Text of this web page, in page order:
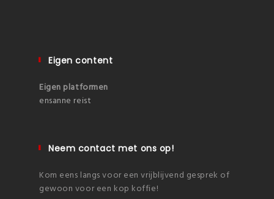
Eigen content
Eigen platformen
ensanne reist
Neem contact met ons op!
Kom eens langs voor een vrijblijvend gesprek of
gewoon voor een kop koffie!